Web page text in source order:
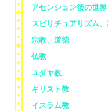
アセンション後の世界
スピリチュアリズム
宗教、道徳
仏教
ユダヤ教
キリスト教
イスラム教